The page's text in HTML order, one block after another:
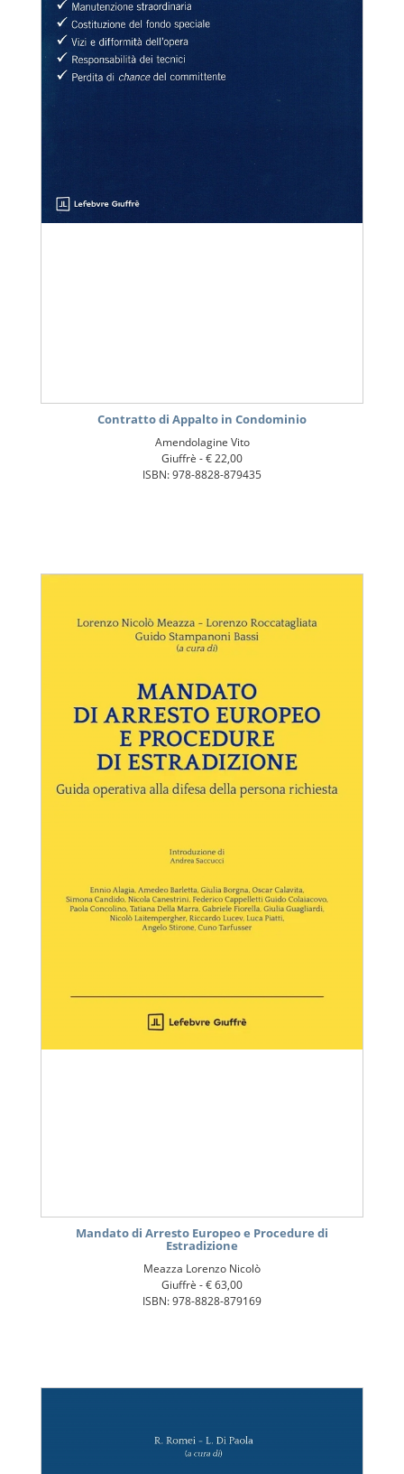
Contratto di Appalto in Condominio
Amendolagine Vito
Giuffrè -€ 22,00
ISBN: 978-8828-879435
Mandato di Arresto Europeo e Procedure di
Estradizione
Meazza Lorenzo Nicolò
Giuffrè -€ 63,00
ISBN: 978-8828-879169